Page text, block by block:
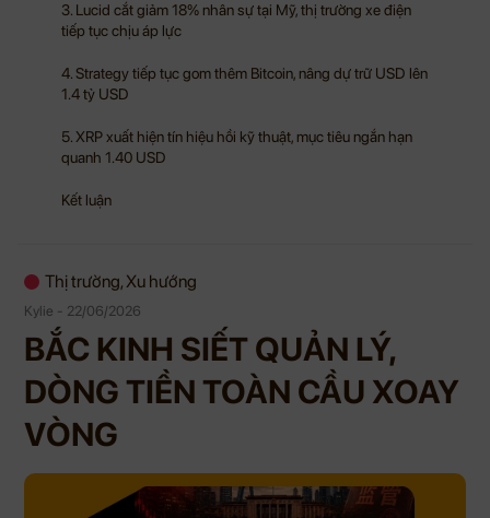
3. Lucid cắt giảm 18% nhân sự tại Mỹ, thị trường xe điện
tiếp tục chịu áp lực
4. Strategy tiếp tục gom thêm Bitcoin, nâng dự trữ USD lên
1.4 tỷ USD
5. XRP xuất hiện tín hiệu hồi kỹ thuật, mục tiêu ngắn hạn
quanh 1.40 USD
Kết luận
Thị trường, Xu hướng
Kylie - 22/06/2026
BẮC KINH SIẾT QUẢN LÝ,
DÒNG TIỀN TOÀN CẦU XOAY
VÒNG